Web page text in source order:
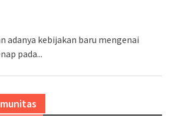
adanya kebijakan baru mengenai
pada...